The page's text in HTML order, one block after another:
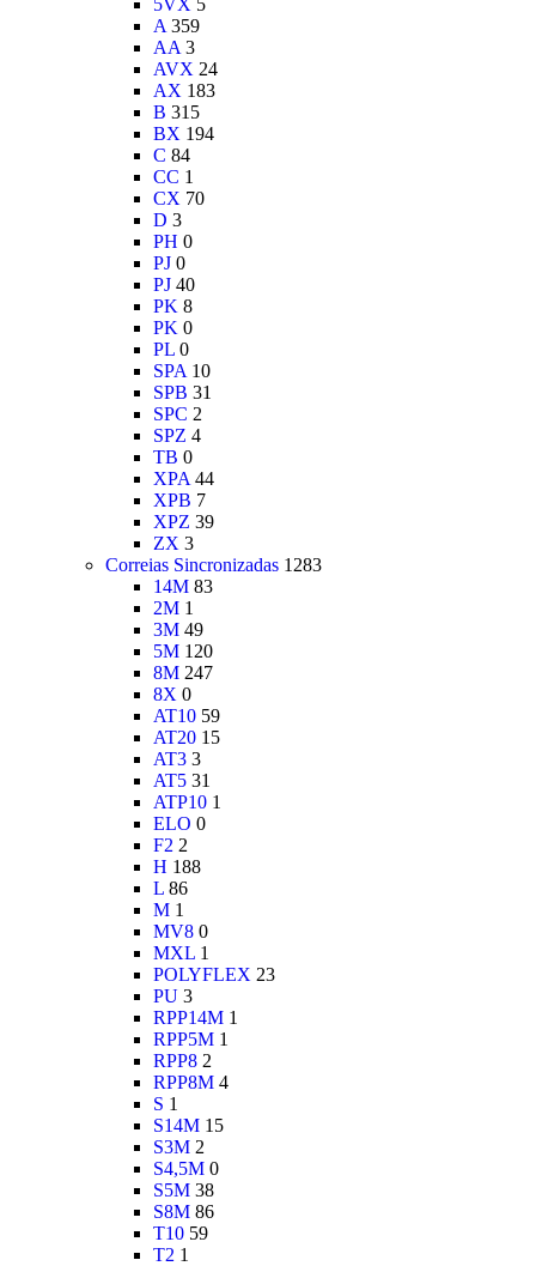
5VX 5
A 359
AA 3
AVX 24
AX 183
B 315
BX 194
C 84
CC 1
CX 70
D 3
PH 0
PJ 0
PJ 40
PK 8
PK 0
PL 0
SPA 10
SPB 31
SPC 2
SPZ 4
TB 0
XPA 44
XPB 7
XPZ 39
ZX 3
Correias Sincronizadas 1283
14M 83
2M 1
3M 49
5M 120
8M 247
8X 0
AT10 59
AT20 15
AT3 3
AT5 31
ATP10 1
ELO 0
F2 2
H 188
L 86
M 1
MV8 0
MXL 1
POLYFLEX 23
PU 3
RPP14M 1
RPP5M 1
RPP8 2
RPP8M 4
S 1
S14M 15
S3M 2
S4,5M 0
S5M 38
S8M 86
T10 59
T2 1